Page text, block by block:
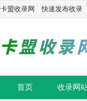
卡盟收录网 快速发布收录
首页 收录网